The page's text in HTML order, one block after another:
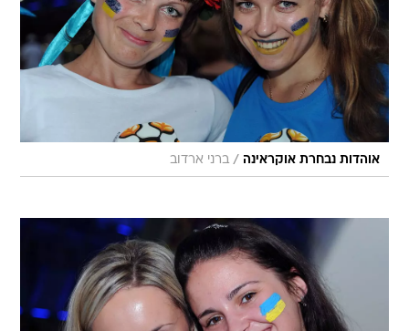
אוהדות נבחרת אוקראינה / ברני ארדוב